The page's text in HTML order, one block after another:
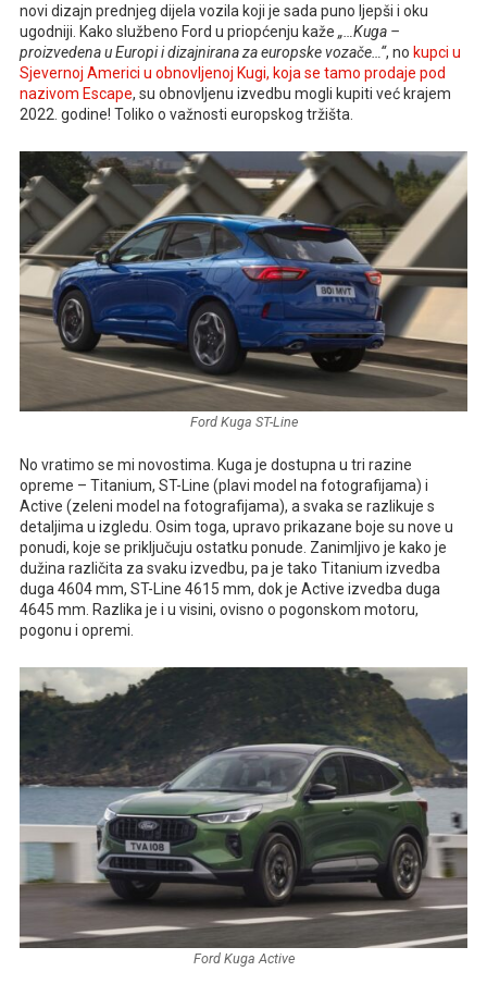
novi dizajn prednjeg dijela vozila koji je sada puno ljepši i oku
ugodniji. Kako službeno Ford u priopćenju kaže „…Kuga –
proizvedena u Europi i dizajnirana za europske vozače…“, no kupci u
Sjevernoj Americi u obnovljenoj Kugi, koja se tamo prodaje pod
nazivom Escape, su obnovljenu izvedbu mogli kupiti već krajem
2022. godine! Toliko o važnosti europskog tržišta.
Ford Kuga ST-Line
No vratimo se mi novostima. Kuga je dostupna u tri razine
opreme – Titanium, ST-Line (plavi model na fotografijama) i
Active (zeleni model na fotografijama), a svaka se razlikuje s
detaljima u izgledu. Osim toga, upravo prikazane boje su nove u
ponudi, koje se priključuju ostatku ponude. Zanimljivo je kako je
dužina različita za svaku izvedbu, pa je tako Titanium izvedba
duga 4604 mm, ST-Line 4615 mm, dok je Active izvedba duga
4645 mm. Razlika je i u visini, ovisno o pogonskom motoru,
pogonu i opremi.
Ford Kuga Active